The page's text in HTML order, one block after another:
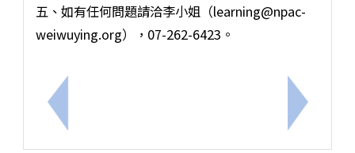
上一筆：檢送2026年第十屆「金塑獎-我行！我不塑
五、如有任何問題請洽李小姐（learning@npac-
weiwuying.org），07-262-6423。
下一筆：